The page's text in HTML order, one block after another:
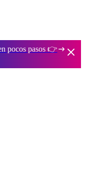
pocos pasos 👉